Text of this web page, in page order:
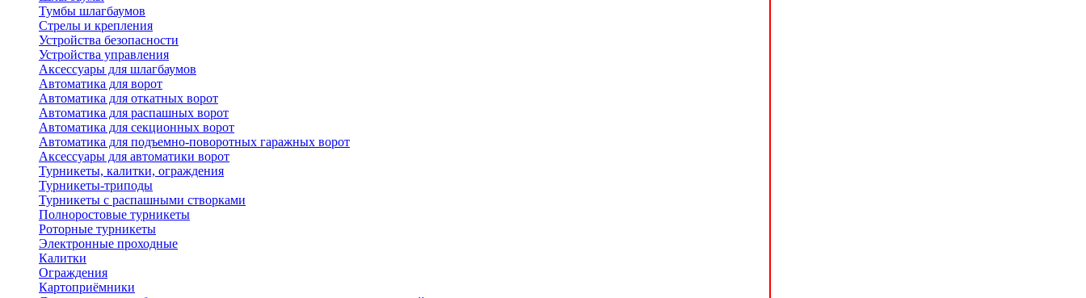
Тумбы шлагбаумов
Стрелы и крепления
Устройства безопасности
Устройства управления
Аксессуары для шлагбаумов
Автоматика для ворот
Автоматика для откатных ворот
Автоматика для распашных ворот
Автоматика для секционных ворот
Автоматика для подъемно-поворотных гаражных ворот
Аксессуары для автоматики ворот
Турникеты, калитки, ограждения
Турникеты-триподы
Турникеты с распашными створками
Полноростовые турникеты
Роторные турникеты
Электронные проходные
Калитки
Ограждения
Картоприёмники